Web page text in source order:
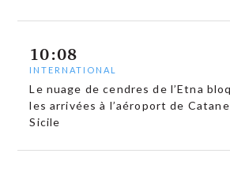
10:08
INTERNATIONAL
Le nuage de cendres de l’Etna
les arrivées à l’aéroport de
Sicile